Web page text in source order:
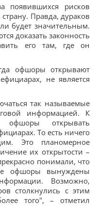
появившихся рисков
страну. Правда, дураков
будет значительным.
доказать законность
его там, где он
офшоры открывают
не является
так называемые
информацией. К
открывать
То есть ничего
Это планомерное
их открытости –
понимали, что
офшоры вынуждены
Возможно,
столкнулись с этим
того", – отметил